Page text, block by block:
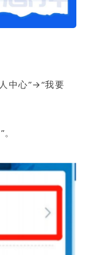
中心”→“我要